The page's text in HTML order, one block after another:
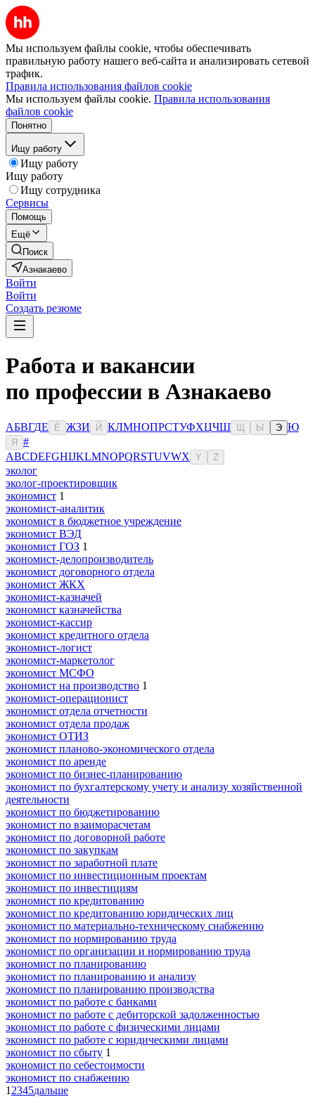
Мы используем файлы cookie, чтобы обеспечивать
правильную работу нашего веб-сайта и анализировать сетевой
трафик.
Правила использования файлов cookie
Мы используем файлы cookie. Правила использования
файлов cookie
Понятно
Ищу работу
Ищу работу
Ищу работу
Ищу сотрудника
Сервисы
Помощь
Ещё
Поиск
Азнакаево
Войти
Войти
Создать резюме
Работа и вакансии
по профессии в Азнакаево
АБВГДЕ Ё ЖЗИ Й КЛМНОПРСТУФХЦЧШ Ы Э Ю
Я
#
ABCDEFGHIJKLMNOPQRSTUVWX Y Z
эколог
эколог-проектировщик
экономист 1
экономист-аналитик
экономист в бюджетное учреждение
экономист ВЭД
экономист ГОЗ 1
экономист-делопроизводитель
экономист договорного отдела
экономист ЖКХ
экономист-казначей
экономист казначейства
экономист-кассир
экономист кредитного отдела
экономист-логист
экономист-маркетолог
экономист МСФО
экономист на производство 1
экономист-операционист
экономист отдела отчетности
экономист отдела продаж
экономист ОТИЗ
экономист планово-экономического отдела
экономист по аренде
экономист по бизнес-планированию
экономист по бухгалтерскому учету и анализу хозяйственной
деятельности
экономист по бюджетированию
экономист по взаиморасчетам
экономист по договорной работе
экономист по закупкам
экономист по заработной плате
экономист по инвестиционным проектам
экономист по инвестициям
экономист по кредитованию
экономист по кредитованию юридических лиц
экономист по материально-техническому снабжению
экономист по нормированию труда
экономист по организации и нормированию труда
экономист по планированию
экономист по планированию и анализу
экономист по планированию производства
экономист по работе с банками
экономист по работе с дебиторской задолженностью
экономист по работе с физическими лицами
экономист по работе с юридическими лицами
экономист по сбыту 1
экономист по себестоимости
экономист по снабжению
1 2345дальше